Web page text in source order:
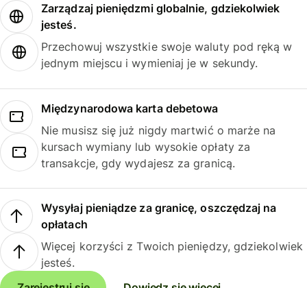
Zarządzaj pieniędzmi globalnie, gdziekolwiek
jesteś.
Przechowuj wszystkie swoje waluty pod ręką w
jednym miejscu i wymieniaj je w sekundy.
Międzynarodowa karta debetowa
Nie musisz się już nigdy martwić o marże na
kursach wymiany lub wysokie opłaty za
transakcje, gdy wydajesz za granicą.
Wysyłaj pieniądze za granicę, oszczędzaj na
opłatach
Więcej korzyści z Twoich pieniędzy, gdziekolwiek
jesteś.